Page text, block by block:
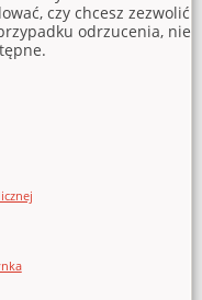
czy chcesz zezwolić
odrzucenia, nie